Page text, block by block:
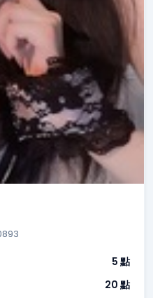
5 點
20 點